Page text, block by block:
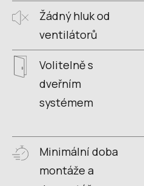
Žádný hluk od
ventilátorů
Volitelně s
dveřním
systémem
Minimální doba
montáže a